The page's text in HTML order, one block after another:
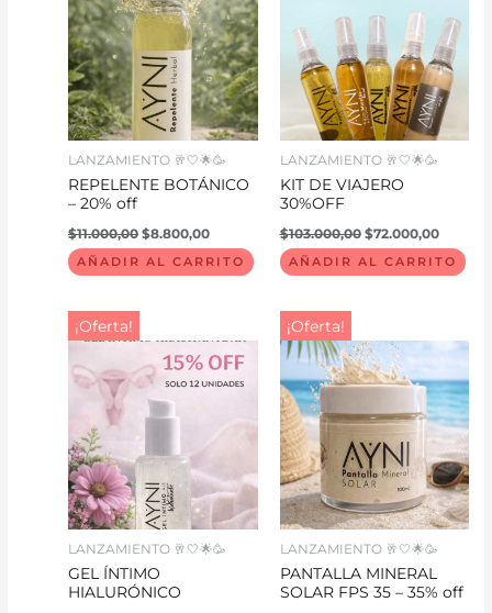
LANZAMIENTO 🥂🤍🌟🥳
REPELENTE BOTÁNICO
– 20% off
$11.000,00 $8.800,00
AÑADIR AL CARRITO
LANZAMIENTO 🥂🤍🌟🥳
KIT DE VIAJERO
30%OFF
$103.000,00 $72.000,00
AÑADIR AL CARRITO
¡Oferta!
LANZAMIENTO 🥂🤍🌟🥳
GEL ÍNTIMO
HIALURÓNICO
precio
original
era:
$42.000,00.
precio
actual
es:
$35.000,00.
¡Oferta!
LANZAMIENTO 🥂🤍🌟🥳
PANTALLA MINERAL
SOLAR FPS 35 – 35% off
precio
original
era:
$40.000,00.
precio
actual